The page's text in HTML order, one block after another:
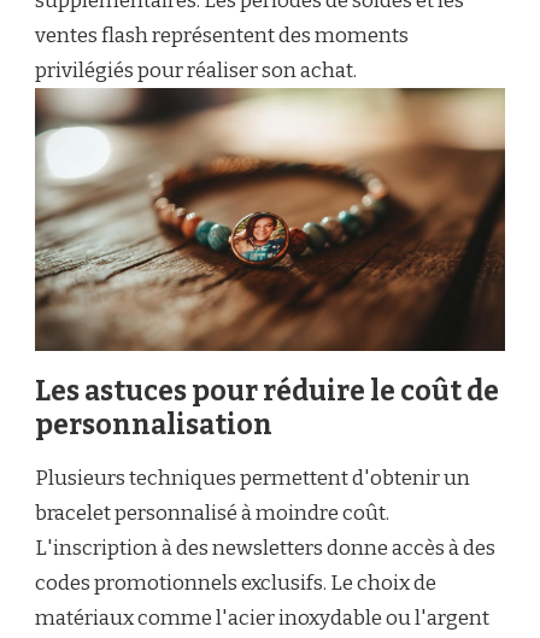
ventes flash représentent des moments
privilégiés pour réaliser son achat.
Les astuces pour réduire le coût de
personnalisation
Plusieurs techniques permettent d'obtenir un
bracelet personnalisé à moindre coût.
L'inscription à des newsletters donne accès à des
codes promotionnels exclusifs. Le choix de
matériaux comme l'acier inoxydable ou l'argent